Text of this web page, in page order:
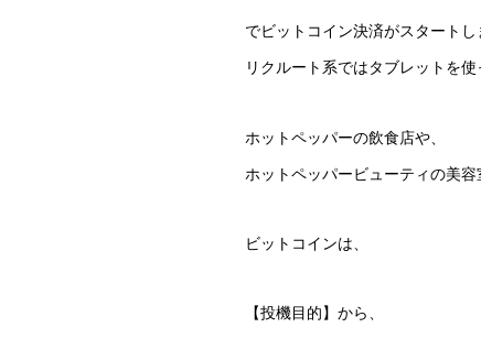
でビットコイン決済がスタートし
リクルート系ではタブレットを
ホットペッパーの飲食店や、
ホットペッパービューティの美
ビットコインは、
【投機目的】から、